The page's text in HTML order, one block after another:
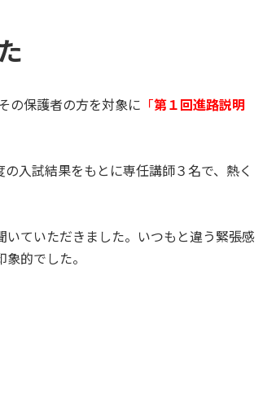
の保護者の方を対象に 「第１回進路説明
入試結果をもとに専任講師３名で、熱く
ていただきました。いつもと違う緊張感
的でした。